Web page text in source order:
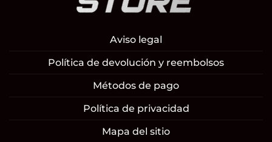
Aviso legal
Política de devolución y reembolsos
Métodos de pago
Política de privacidad
Mapa del sitio